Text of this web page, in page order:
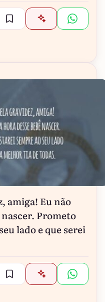
amiga! Eu não
Prometo
lado e que serei